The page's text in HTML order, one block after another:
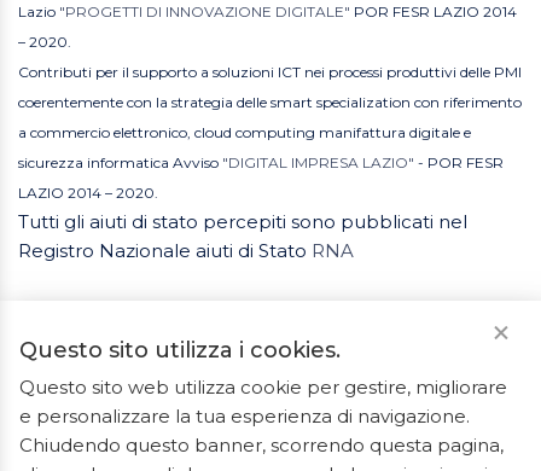
Lazio "PROGETTI DI INNOVAZIONE DIGITALE" POR FESR LAZIO 2014
– 2020.
Contributi per il supporto a soluzioni ICT nei processi produttivi delle PMI
coerentemente con la strategia delle smart specialization con riferimento
a commercio elettronico, cloud computing manifattura digitale e
sicurezza informatica Avviso "DIGITAL IMPRESA LAZIO" - POR FESR
LAZIO 2014 – 2020.
Tutti gli aiuti di stato percepiti sono pubblicati nel
Registro Nazionale aiuti di Stato RNA
2023 © Tutti i diritti riservati. ArredoBagno.shop è un
Questo sito utilizza i cookies.
Questo sito web utilizza cookie per gestire, migliorare
e personalizzare la tua esperienza di navigazione.
Chiudendo questo banner, scorrendo questa pagina,